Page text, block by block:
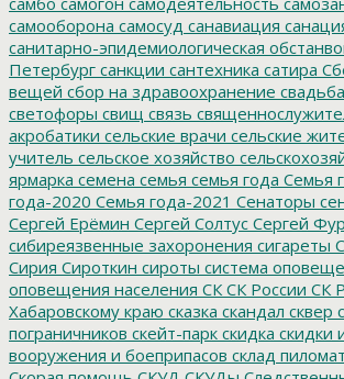
самооборона самосуд санавиация
санитарно-эпидемиологическая
Петербург санкции сантехника сатира
вещей сбор на здравоохранение свадьба
светофоры свищ связь
акробатики сельские врачи сельские
учитель сельское хозяйство
ярмарка семена семья семья года Семья
года-2020 Семья года-2021 Сенаторы
Сергей Ерёмин Сергей Солтус Сергей
сибиреязвенные захоронения сигареты
Сирия Сироткин сироты система
оповещения населения СК СК России СК
Хабаровскому краю сказка скандал сквер
пограничников скейт-парк скидка скидки
вооружения и боеприпасов склад